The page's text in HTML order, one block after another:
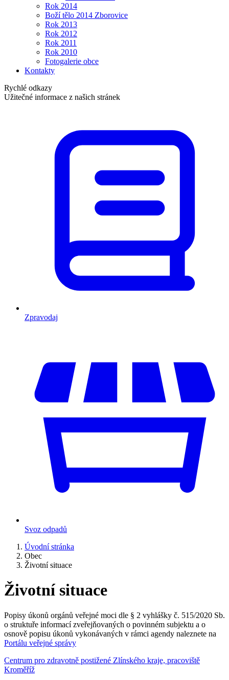
Rok 2014
Boží tělo 2014 Zborovice
Rok 2013
Rok 2012
Rok 2011
Rok 2010
Fotogalerie obce
Kontakty
Rychlé odkazy
Užitečné informace z našich stránek
Zpravodaj
Svoz odpadů
Úvodní stránka
Obec
Životní situace
Životní situace
Popisy úkonů orgánů veřejné moci dle § 2 vyhlášky č. 515/2020 Sb.
o struktuře informací zveřejňovaných o povinném subjektu a o
osnově popisu úkonů vykonávaných v rámci agendy naleznete na
Portálu veřejné správy
Centrum pro zdravotně postižené Zlínského kraje, pracoviště
Kroměříž